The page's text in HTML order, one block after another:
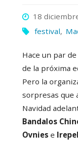
18
festival,
Hace un par
de la próxima
Pero la
sorpresas que
Navidad
Bandalos
Ovniese